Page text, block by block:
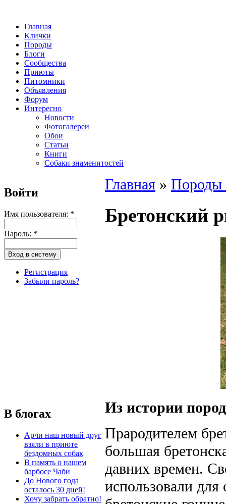
Главная
Клички
Породы
Блоги
Сообщества
Приюты
Питомники
Объявления
Форум
Интересно
Новости
Фотогалереи
Обои
Статьи
Книги
Собаки знаменитостей
Войти
Имя пользователя: *
Пароль: *
Регистрация
Забыли пароль?
В блогах
Арчи наш новый друг
взяли в приюте
бездомных собак
В память о нашем
барбосе Чаби
До Нового года
осталось 30 дней!
Хочу забрать обратно!
Главная » Породы
Бретонский
Из истории
Прародителем
большая
давних времен.
использовали